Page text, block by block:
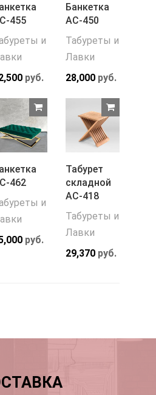
455
и
руб.
Банкетка
АС-450
Табуреты и
Лавки
28,000руб.
462
и
руб.
Табурет
складной
АС-418
Табуреты и
Лавки
29,370руб.